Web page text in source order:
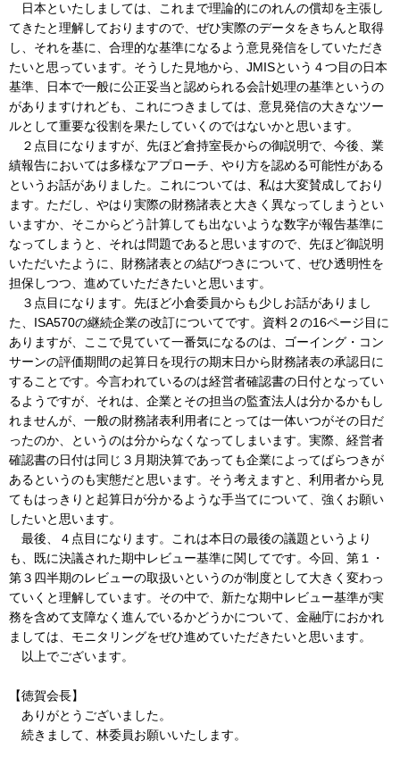
日本といたしましては、これまで理論的にのれんの償却を主張し
てきたと理解しておりますので、ぜひ実際のデータをきちんと取得
し、それを基に、合理的な基準になるよう意見発信をしていただき
たいと思っています。そうした見地から、JMISという４つ目の日本
基準、日本で一般に公正妥当と認められる会計処理の基準というの
がありますけれども、これにつきましては、意見発信の大きなツー
ルとして重要な役割を果たしていくのではないかと思います。
２点目になりますが、先ほど倉持室長からの御説明で、今後、業
績報告においては多様なアプローチ、やり方を認める可能性がある
というお話がありました。これについては、私は大変賛成しており
ます。ただし、やはり実際の財務諸表と大きく異なってしまうとい
いますか、そこからどう計算しても出ないような数字が報告基準に
なってしまうと、それは問題であると思いますので、先ほど御説明
いただいたように、財務諸表との結びつきについて、ぜひ透明性を
担保しつつ、進めていただきたいと思います。
３点目になります。先ほど小倉委員からも少しお話がありまし
た、ISA570の継続企業の改訂についてです。資料２の16ページ目に
ありますが、ここで見ていて一番気になるのは、ゴーイング・コン
サーンの評価期間の起算日を現行の期末日から財務諸表の承認日に
することです。今言われているのは経営者確認書の日付となってい
るようですが、それは、企業とその担当の監査法人は分かるかもし
れませんが、一般の財務諸表利用者にとっては一体いつがその日だ
ったのか、というのは分からなくなってしまいます。実際、経営者
確認書の日付は同じ３月期決算であっても企業によってばらつきが
あるというのも実態だと思います。そう考えますと、利用者から見
てもはっきりと起算日が分かるような手当てについて、強くお願い
したいと思います。
最後、４点目になります。これは本日の最後の議題というより
も、既に決議された期中レビュー基準に関してです。今回、第１・
第３四半期のレビューの取扱いというのが制度として大きく変わっ
ていくと理解しています。その中で、新たな期中レビュー基準が実
務を含めて支障なく進んでいるかどうかについて、金融庁におかれ
ましては、モニタリングをぜひ進めていただきたいと思います。
以上でございます。
【徳賀会長】
ありがとうございました。
続きまして、林委員お願いいたします。